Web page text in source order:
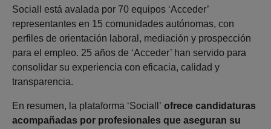
Sociall está avalada por 70 equipos ‘Acceder’
representantes en 15 comunidades autónomas, con
perfiles de orientación laboral, mediación y prospección
para el empleo. 25 años de ‘Acceder’ han servido para
consolidar su experiencia con eficacia, calidad y
transparencia.
En resumen, la plataforma ‘Sociall’ ofrece candidaturas
acompañadas por profesionales que aseguran su